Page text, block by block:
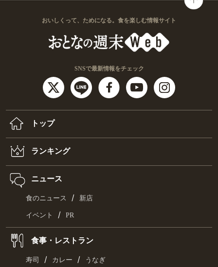
おいしくって、ためになる。食を楽しむ情報サイト
SNSで最新情報をチェック
トップ
ランキング
ニュース
食のニュース / 新店
イベント / PR
食事・レストラン
寿司 / カレー / うなぎ